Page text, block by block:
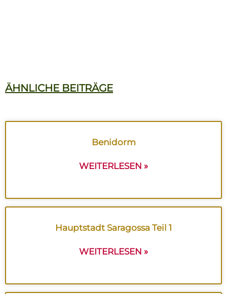
ÄHNLICHE BEITRÄGE
Benidorm
WEITERLESEN »
Hauptstadt Saragossa Teil 1
WEITERLESEN »